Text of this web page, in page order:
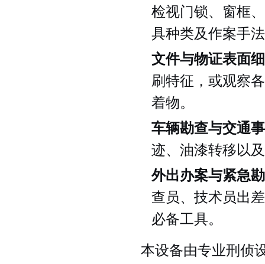
检视门锁、窗框
具种类及作案手
文件与物证表面
刷特征，或观察
着物。
车辆勘查与交通
迹、油漆转移以
外出办案与紧急
查员、技术员出
必备工具。
本设备由专业刑侦